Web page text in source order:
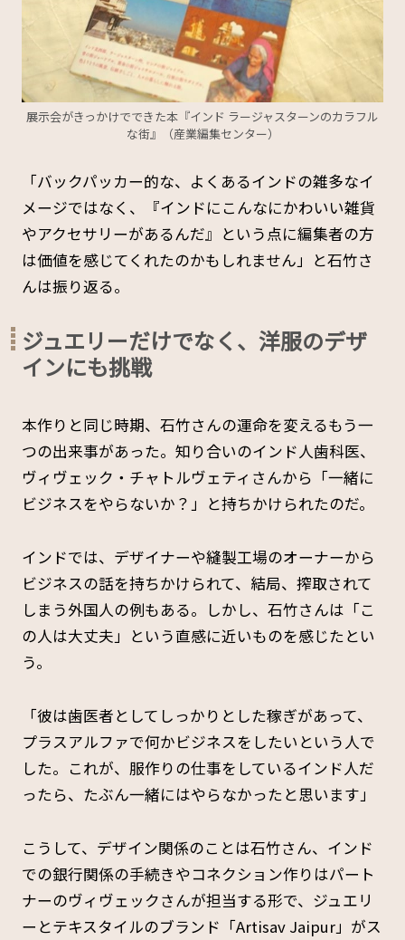
展示会がきっかけでできた本『インド ラージャスターンのカラフル
な街』（産業編集センター）
「バックパッカー的な、よくあるインドの雑多なイ
メージではなく、『インドにこんなにかわいい雑貨
やアクセサリーがあるんだ』という点に編集者の方
は価値を感じてくれたのかもしれません」と石竹さ
んは振り返る。
ジュエリーだけでなく、洋服のデザ
インにも挑戦
本作りと同じ時期、石竹さんの運命を変えるもう一
つの出来事があった。知り合いのインド人歯科医、
ヴィヴェック・チャトルヴェティさんから「一緒に
ビジネスをやらないか？」と持ちかけられたのだ。
インドでは、デザイナーや縫製工場のオーナーから
ビジネスの話を持ちかけられて、結局、搾取されて
しまう外国人の例もある。しかし、石竹さんは「こ
の人は大丈夫」という直感に近いものを感じたとい
う。
「彼は歯医者としてしっかりとした稼ぎがあって、
プラスアルファで何かビジネスをしたいという人で
した。これが、服作りの仕事をしているインド人だ
ったら、たぶん一緒にはやらなかったと思います」
こうして、デザイン関係のことは石竹さん、インド
での銀行関係の手続きやコネクション作りはパート
ナーのヴィヴェックさんが担当する形で、ジュエリ
ーとテキスタイルのブランド「Artisav Jaipur」がス